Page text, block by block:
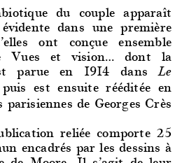
otique du couple apparaît
dans une première
ont conçue ensemble
et vision… dont la
parue en 1914 dans Le
est ensuite rééditée en
parisiennes de Georges Crès
reliée comporte 25
encadrés par les dessins à